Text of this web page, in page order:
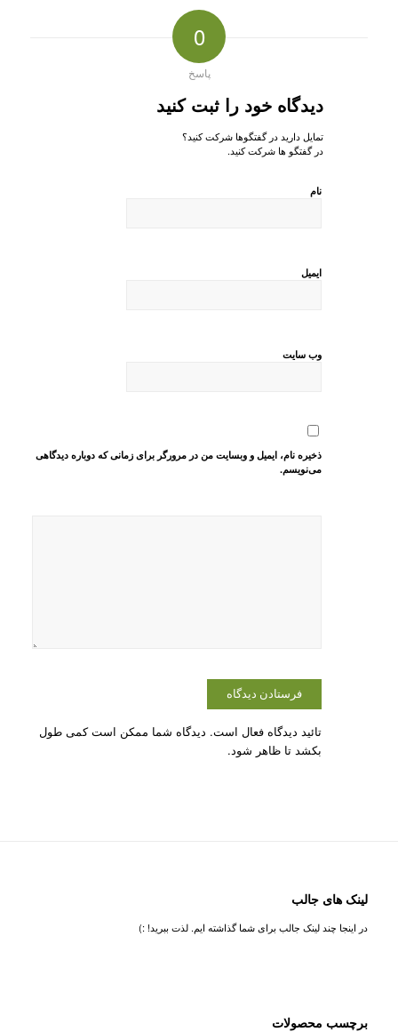
0
پاسخ
دیدگاه خود را ثبت کنید
تمایل دارید در گفتگوها شرکت کنید؟
در گفتگو ها شرکت کنید.
نام
ایمیل
وب‌ سایت
ذخیره نام، ایمیل و وبسایت من در مرورگر برای زمانی که دوباره دیدگاهی
می‌نویسم.
تائید دیدگاه فعال است. دیدگاه شما ممکن است کمی طول
بکشد تا ظاهر شود.
لینک های جالب
در اینجا چند لینک جالب برای شما گذاشته ایم. لذت ببرید! :)
برچسب محصولات